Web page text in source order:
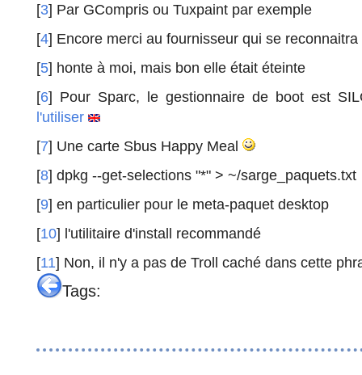
[3] Par GCompris ou Tuxpaint par exemple
[4] Encore merci au fournisseur qui se reconnaitra
[5] honte à moi, mais bon elle était éteinte
[6] Pour Sparc, le gestionnaire de boot est
l'utiliser
[7] Une carte Sbus Happy Meal
[8] dpkg --get-selections "*" > ~/sarge_paquets.txt
[9] en particulier pour le meta-paquet desktop
[10] l'utilitaire d'install recommandé
[11] Non, il n'y a pas de Troll caché dans cette
Tags: